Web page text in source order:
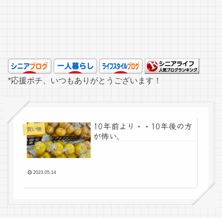
*応援ポチ、いつもありがとうございます！
買い物
10年前より・・10年後の方
が怖い、
2023.05.14